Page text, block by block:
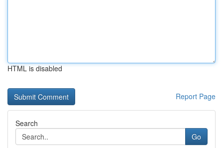
HTML is disabled
Report Page
Search
Go